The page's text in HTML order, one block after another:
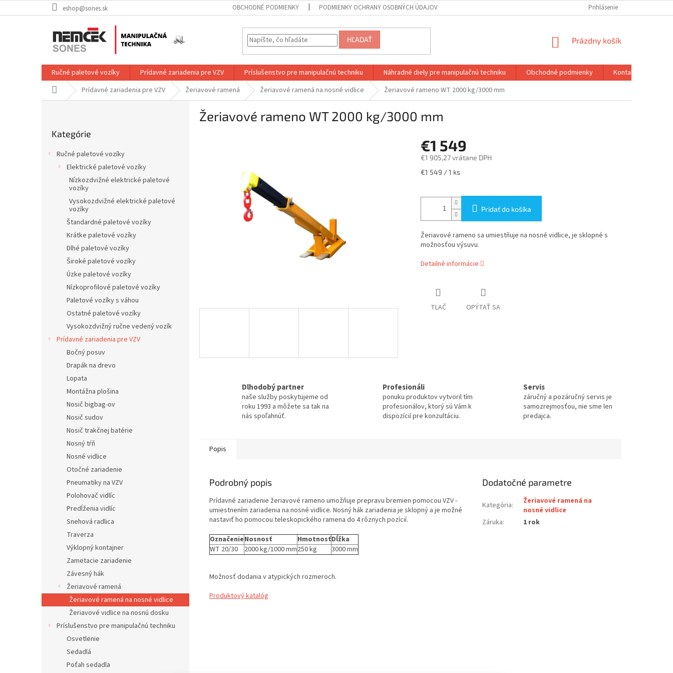
na
eshop@sones.sk OBCHODNÉ PODMIENKY PODMIENKY OCHRANY OSOBNÝCH ÚDAJOV Prihlásenie
HĽADAŤ
NÁKUPNÝ
Prázdny košík
Ručné paletové vozíky Prídavné zariadenia pre VZV Príslušenstvo pre manipulačnú techniku Náhradné diely pre manipulačnú techniku Obchodné podmienky
Kontakty
DomovPrídavné zariadenia pre VZV Žeriavové ramená Žeriavové ramená na nosné vidlice Žeriavové rameno WT 2000 kg/3000 mm
kategórie
Kategórie
Ručné paletové vozíky
Elektrické paletové vozíky
Nízkozdvižné elektrické paletové
vozíky
Vysokozdvižné elektrické paletové
vozíky
Štandardné paletové vozíky
Krátke paletové vozíky
Dlhé paletové vozíky
Široké paletové vozíky
Úzke paletové vozíky
Nízkoprofilové paletové vozíky
Paletové vozíky s váhou
Ostatné paletové vozíky
Vysokozdvižný ručne vedený vozík
Prídavné zariadenia pre VZV
Bočný posuv
Drapák na drevo
Lopata
Montážna plošina
Nosič bigbag-ov
Nosič sudov
Nosič trakčnej batérie
Nosný tŕň
Nosné vidlice
Otočné zariadenie
Pneumatiky na VZV
Polohovač vidlíc
Predĺženia vidlíc
Snehová radlica
Traverza
Výklopný kontajner
Zametacie zariadenie
Závesný hák
Žeriavové ramená
Žeriavové ramená na nosné vidlice
Žeriavové vidlice na nosnú dosku
Príslušenstvo pre manipulačnú techniku
Osvetlenie
Sedadlá
Poťah sedadla
Žeriavové rameno WT 2000 kg/3000 mm
€1 549
€1 905,27 vrátane DPH
Jednotková
€1 549 / 1 ks
Pridať do košíka
Žeriavové rameno sa umiestňuje na nosné vidlice, je sklopné s
možnosťou výsuvu.
Detailné informácie
TLAČ OPÝTAŤ SA
Dlhodobý partner
naše služby poskytujeme od
roku 1993 a môžete sa tak na
nás spoľahnúť.
Profesionáli
ponuku produktov vytvoril tím
profesionálov, ktorý sú Vám k
dispozícií pre konzultáciu.
Servis
záručný a pozáručný servis je
samozrejmosťou, nie sme len
predajca.
Popis
Podrobný popis
Prídavné zariadenie žeriavové rameno umožňuje prepravu bremien pomocou VZV -
umiestnením zariadenia na nosné vidlice. Nosný hák zariadenia je sklopný a je možné
nastaviť ho pomocou teleskopického ramena do 4 rôznych pozícií.
OznačenieNosnosť HmotnosťDĺžka
WT 20/30
2000 kg/1000 mm250 kg 3000 mm
Možnosť dodania v atypických rozmeroch.
Produktový katalóg
Dodatočné parametre
Kategória:
Žeriavové ramená na
nosné vidlice
Záruka: 1 rok